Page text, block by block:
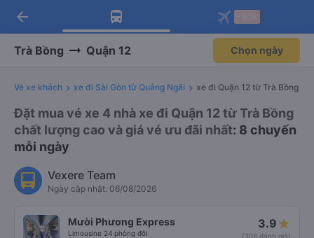
Tải app Vexere ngay!
Nhận ưu đãi thành viên độc
Mở app
Tải app Vexere
-30k/ghế khi đặt vé máy bay qua
Mở app
arrow_back
Trà Bồng Quận 12 Chọn ngày
Vé xe khách xe đi Sài Gòn từ Quảng Ngãi xe đi Quận 12 từ Trà Bồng
Đặt mua vé xe 4 nhà xe đi Quận 12 từ Trà Bồng
chất lượng cao và giá vé ưu đãi nhất: 8 chuyến
mỗi ngày
Vexere Team
Ngày cập nhật: 06/08/2026
Mười Phương Express
Limousine 24 phòng đôi
3.9
(308 đánh giá)